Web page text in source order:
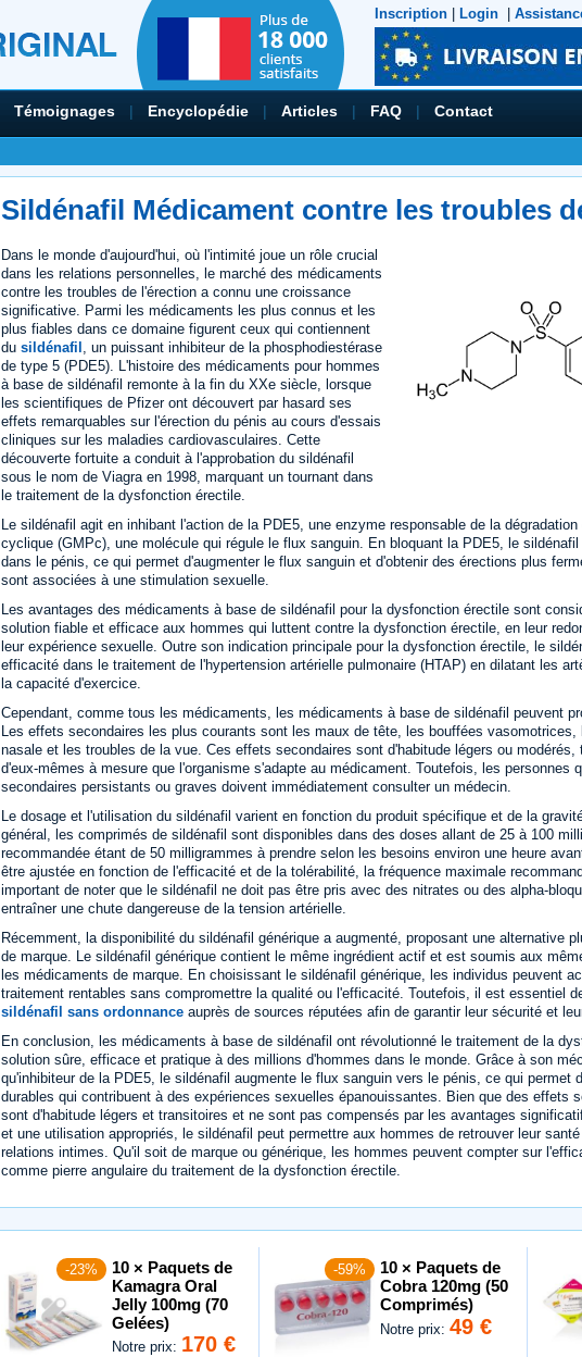
Inscription Login
Témoignages | Encyclopédie | Articles | FAQ | Contact
Sildénafil Médicament contre les troubles
Dans le monde d'aujourd'hui, où l'intimité joue un rôle crucial
dans les relations personnelles, le marché des médicaments
contre les troubles de l'érection a connu une croissance
significative. Parmi les médicaments les plus connus et les
plus fiables dans ce domaine figurent ceux qui contiennent
du sildénafil , un puissant inhibiteur de la phosphodiestérase
de type 5 (PDE5). L'histoire des médicaments pour hommes
à base de sildénafil remonte à la fin du XXe siècle, lorsque
les scientifiques de Pfizer ont découvert par hasard ses
effets remarquables sur l'érection du pénis au cours d'essais
cliniques sur les maladies cardiovasculaires. Cette
découverte fortuite a conduit à l'approbation du sildénafil
sous le nom de Viagra en 1998, marquant un tournant dans
le traitement de la dysfonction érectile.
Le sildénafil agit en inhibant l'action de la PDE5, une enzyme responsable de la
cyclique (GMPc), une molécule qui régule le flux sanguin. En bloquant la PDE5, le
dans le pénis, ce qui permet d'augmenter le flux sanguin et d'obtenir des érections plus
sont associées à une stimulation sexuelle.
Les avantages des médicaments à base de sildénafil pour la dysfonction érectile sont
solution fiable et efficace aux hommes qui luttent contre la dysfonction érectile, en leur
leur expérience sexuelle. Outre son indication principale pour la dysfonction érectile, le
efficacité dans le traitement de l'hypertension artérielle pulmonaire (HTAP) en dilatant les
la capacité d'exercice.
Cependant, comme tous les médicaments, les médicaments à base de sildénafil peuvent
Les effets secondaires les plus courants sont les maux de tête, les bouffées
nasale et les troubles de la vue. Ces effets secondaires sont d'habitude légers ou
d'eux-mêmes à mesure que l'organisme s'adapte au médicament. Toutefois, les personnes
secondaires persistants ou graves doivent immédiatement consulter un médecin.
Le dosage et l'utilisation du sildénafil varient en fonction du produit spécifique et de la
général, les comprimés de sildénafil sont disponibles dans des doses allant de 25 à 100
recommandée étant de 50 milligrammes à prendre selon les besoins environ une heure
être ajustée en fonction de l'efficacité et de la tolérabilité, la fréquence maximale
important de noter que le sildénafil ne doit pas être pris avec des nitrates ou des alpha-
entraîner une chute dangereuse de la tension artérielle.
Récemment, la disponibilité du sildénafil générique a augmenté, proposant une alternative
de marque. Le sildénafil générique contient le même ingrédient actif et est soumis aux
les médicaments de marque. En choisissant le sildénafil générique, les individus peuvent
traitement rentables sans compromettre la qualité ou l'efficacité. Toutefois, il est essentiel
sildénafil sans ordonnance auprès de sources réputées afin de garantir leur sécurité et
En conclusion, les médicaments à base de sildénafil ont révolutionné le traitement de la
solution sûre, efficace et pratique à des millions d'hommes dans le monde. Grâce à son
qu'inhibiteur de la PDE5, le sildénafil augmente le flux sanguin vers le pénis, ce qui permet
durables qui contribuent à des expériences sexuelles épanouissantes. Bien que des effets
sont d'habitude légers et transitoires et ne sont pas compensés par les avantages
et une utilisation appropriés, le sildénafil peut permettre aux hommes de retrouver leur
relations intimes. Qu'il soit de marque ou générique, les hommes peuvent compter sur
comme pierre angulaire du traitement de la dysfonction érectile.
-23%
10 × Paquets de
Kamagra Oral
Jelly 100mg (70
Gelées)
Notre prix: 170 €
-59%
10 × Paquets de
Cobra 120mg (50
Comprimés)
Notre prix:49 €